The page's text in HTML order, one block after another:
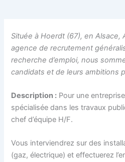
Située à Hoerdt (67), en Alsace,
agence de recrutement
recherche d’emploi, nous
candidats et de leurs ambitions
Description : Pour une
spécialisée dans les travaux
chef d’équipe H/F.
Vous interviendrez sur des
(gaz, électrique) et effectuerez